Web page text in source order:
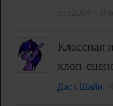
Классная
клоп-
Даск Шайн